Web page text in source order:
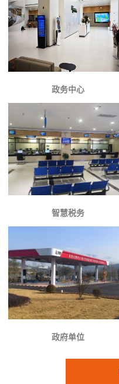
政务中心
智慧税务
政府单位